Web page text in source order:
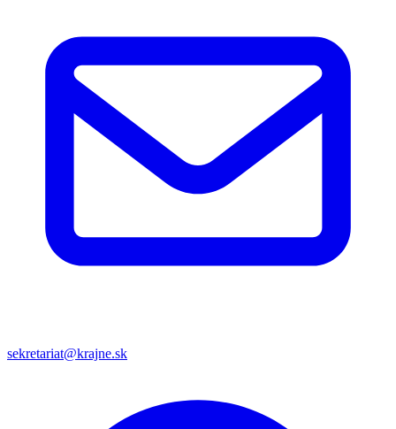
sekretariat@krajne.sk